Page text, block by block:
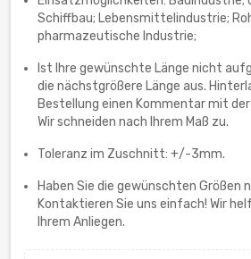
Schiffbau; Lebensmittelindustrie;
pharmazeutische Industrie;
Ist Ihre gewünschte Länge nicht
die nächstgrößere Länge aus.
Bestellung einen Kommentar mit
Wir schneiden nach Ihrem Maß zu.
Toleranz im Zuschnitt: +/-3mm.
Haben Sie die gewünschten Größen
Kontaktieren Sie uns einfach! Wir
Ihrem Anliegen.